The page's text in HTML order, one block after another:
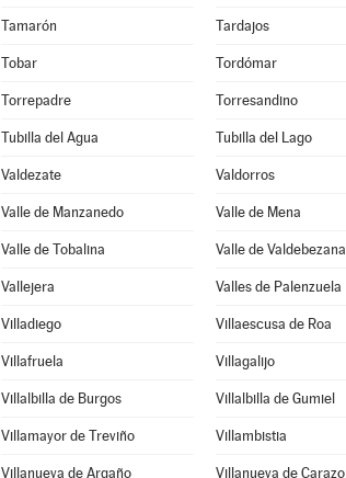
Tamarón Tardajos
Tobar Tordómar
Torrepadre Torresandino
Tubilla del Agua Tubilla del Lago
Valdezate Valdorros
Valle de Manzanedo Valle de Mena
Valle de Tobalina Valle de Valdebezana
Vallejera Valles de Palenzuela
Villadiego Villaescusa de Roa
Villafruela Villagalijo
Villalbilla de Burgos Villalbilla de Gumiel
Villamayor de Treviño Villambistia
Villanueva de Argaño Villanueva de Carazo